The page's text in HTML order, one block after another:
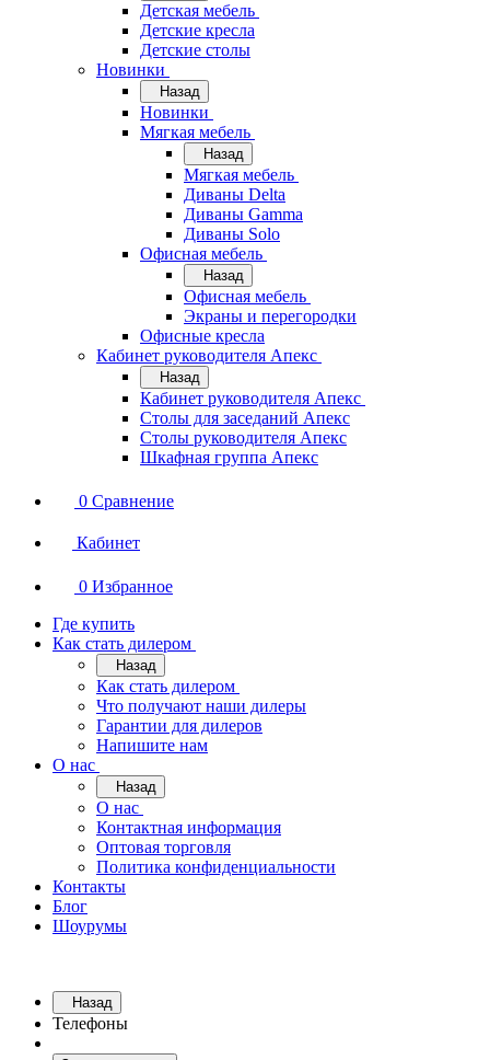
Детская мебель
Детские кресла
Детские столы
Новинки
Назад
Новинки
Мягкая мебель
Назад
Мягкая мебель
Диваны Delta
Диваны Gamma
Диваны Solo
Офисная мебель
Назад
Офисная мебель
Экраны и перегородки
Офисные кресла
Кабинет руководителя Апекс
Назад
Кабинет руководителя Апекс
Столы для заседаний Апекс
Столы руководителя Апекс
Шкафная группа Апекс
0 Сравнение
Кабинет
0 Избранное
Где купить
Как стать дилером
Назад
Как стать дилером
Что получают наши дилеры
Гарантии для дилеров
Напишите нам
О нас
Назад
О нас
Контактная информация
Оптовая торговля
Политика конфиденциальности
Контакты
Блог
Шоурумы
Назад
Телефоны